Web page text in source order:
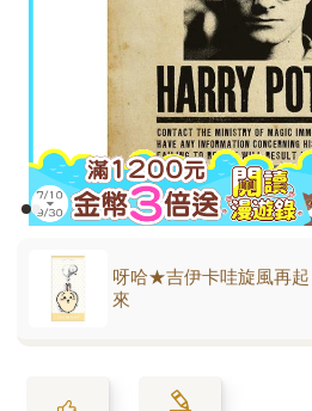
呀哈★吉伊卡哇旋風再起
來